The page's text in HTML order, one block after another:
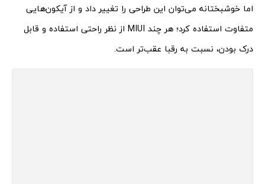
اما خوشبختانه می‌توان این طراحی را تغییر داد و از آیکون‌هایی
متفاوت استفاده کرد؛ هر چند MIUI از نظر راحتی استفاده و قابل
درک بودن، نسبت به رقبا عقب‌تر است.